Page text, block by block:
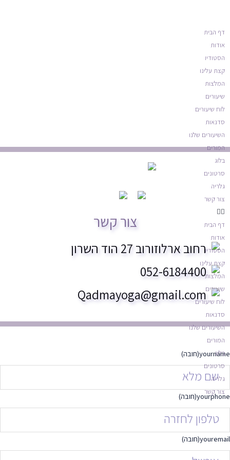
דף הבית
אודות
הסטודיו
קצת עלינו
המלצות
שיעורים
לוח שיעורים
סדנאות
השיעורים שלנו
המורים
בלוג
סרטונים
גלריה
צור קשר
דף הבית
אודות
הסטודיו
קצת עלינו
המלצות
שיעורים
לוח שיעורים
סדנאות
השיעורים שלנו
המורים
בלוג
סרטונים
גלריה
צור קשר
צור קשר
רחוב ארלוזורוב 27 הוד השרון
052-6184400
Qadmayoga@gmail.com
yourname(חובה)
yourphone(חובה)
youremail(חובה)